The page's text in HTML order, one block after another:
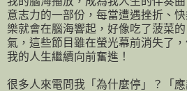
意志力的一部份，每當遭遇挫折、
樂就會在腦海響起，好像吃了菠菜
氣，這些節目雖在螢光幕前消失了
我的人生繼續向前奮進！
很多人來電問我「為什麼停」？「